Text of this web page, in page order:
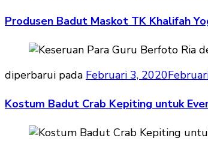
Produsen Badut Maskot TK Khalifah
diperbarui pada Februari 3, 2020
Kostum Badut Crab Kepiting untuk